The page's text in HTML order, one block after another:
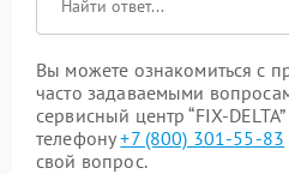
Вы можете ознакомиться с
часто задаваемыми
сервисный центр “FIX-
телефону+7 (800) 301-55-83
свой вопрос.